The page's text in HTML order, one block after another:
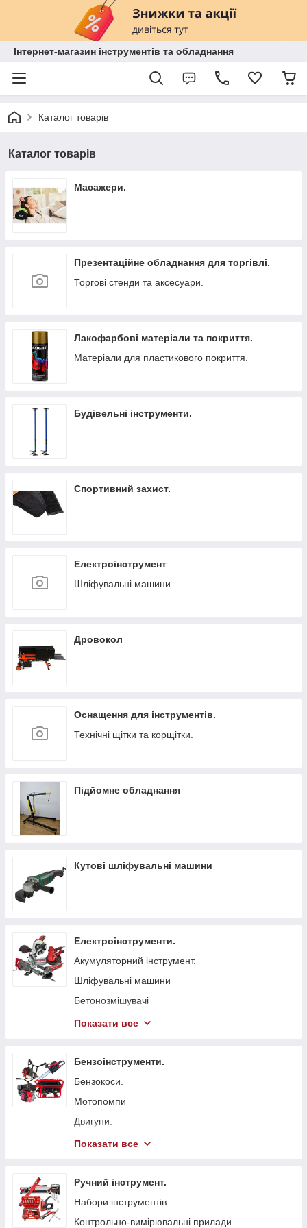
Інтернет-магазин інструментів та обладнання
Каталог товарів
Каталог товарів
Масажери.
Презентаційне обладнання для торгівлі.
Торгові стенди та аксесуари.
Лакофарбові матеріали та покриття.
Матеріали для пластикового покриття.
Будівельні інструменти.
Спортивний захист.
Електроінструмент
Шліфувальні машини
Дровокол
Оснащення для інструментів.
Технічні щітки та корщітки.
Підйомне обладнання
Кутові шліфувальні машини
Електроінструменти.
Акумуляторний інструмент.
Шліфувальні машини
Бетонозмішувачі
Болгарка (КШМ)
Вібратори глибинні для бетону
Стрічкові пили
Токарні станки
Гайковерти мережеві
Свердлильні верстати
Штроборізи
Плиткорізи.
Електроножиці
Показати все
Бензоінструменти.
Бензокоси.
Мотопомпи
Двигуни.
Бензопили.
Віброплити
Бензинові газонокосарки.
Бетонорізи
Показати все
Ручний інструмент.
Набори інструментів.
Контрольно-вимірювальні прилади.